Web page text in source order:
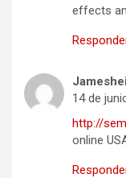
effects
14 de
http://
online